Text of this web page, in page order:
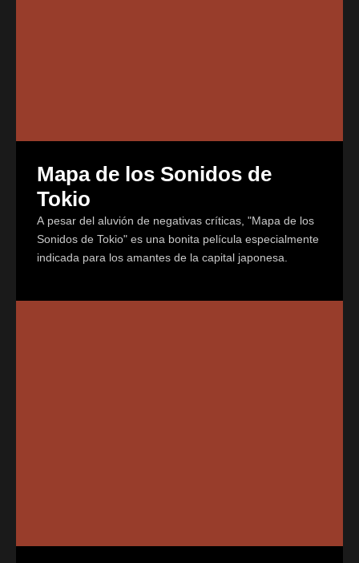
Mapa de los Sonidos de
Tokio
A pesar del aluvión de negativas críticas, "Mapa de los
Sonidos de Tokio" es una bonita película especialmente
indicada para los amantes de la capital japonesa.